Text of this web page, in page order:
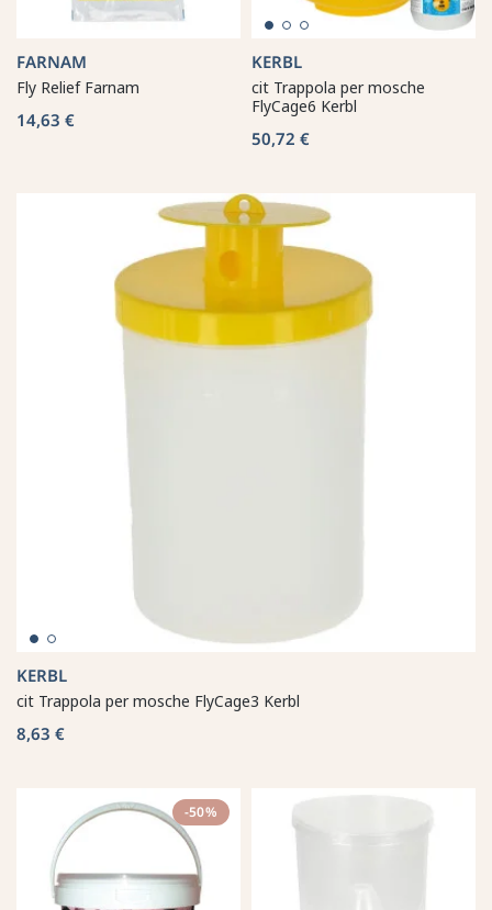
FARNAM
Fly Relief Farnam
14,63 €
KERBL
cit Trappola per mosche
FlyCage6 Kerbl
50,72 €
KERBL
cit Trappola per mosche FlyCage3 Kerbl
8,63 €
-50%